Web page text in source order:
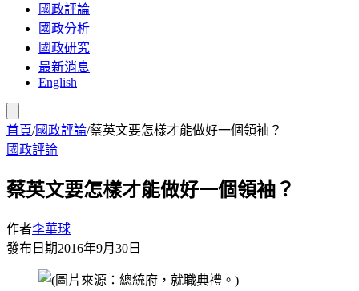
國政評論
國政分析
國政研究
最新消息
English
首頁/國政評論/蔡英文要怎樣才能做好一個領袖？
國政評論
蔡英文要怎樣才能做好一個領袖？
作者李華球
發布日期2016年9月30日